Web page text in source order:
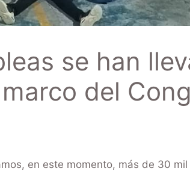
se han
del
en este momento, más de 30